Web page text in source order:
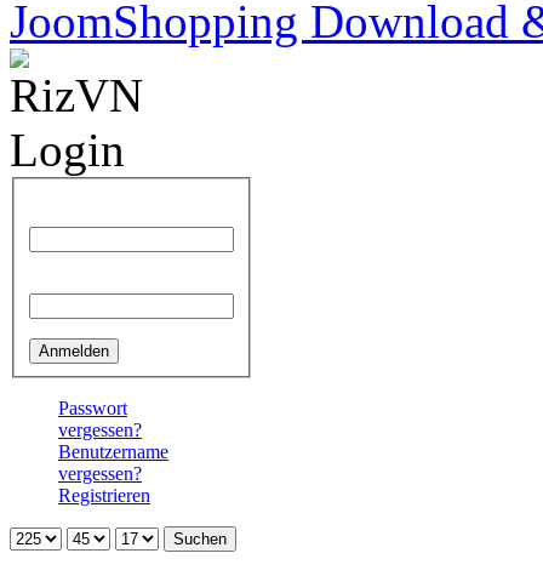
JoomShopping Download
Passwort
vergessen?
Benutzername
vergessen?
Registrieren